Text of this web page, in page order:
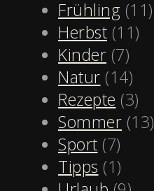
Frühling (11)
Herbst (11)
Kinder (7)
Natur (14)
Rezepte (3)
Sommer (13)
Sport (7)
Tipps (1)